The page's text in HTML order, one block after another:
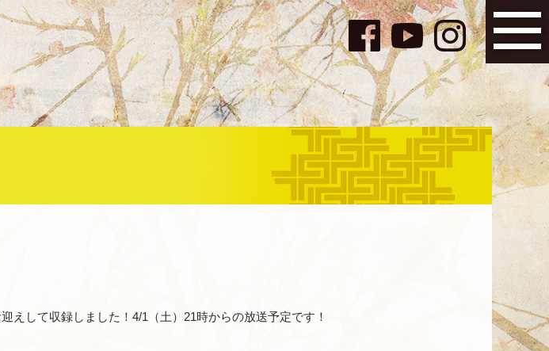
えして収録しました！4/1（土）21時からの放送予定です！